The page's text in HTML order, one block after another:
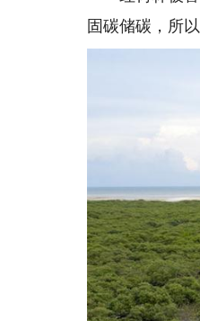
固碳储碳，所